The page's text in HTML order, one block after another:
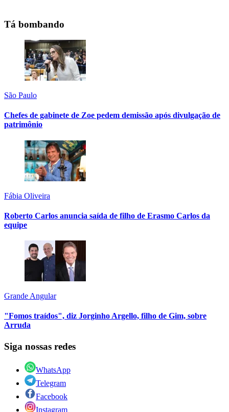
Tá bombando
São Paulo
Chefes de gabinete de Zoe pedem demissão após divulgação de
patrimônio
Fábia Oliveira
Roberto Carlos anuncia saída de filho de Erasmo Carlos da
equipe
Grande Angular
"Fomos traídos", diz Jorginho Argello, filho de Gim, sobre
Arruda
Siga nossas redes
WhatsApp
Telegram
Facebook
Instagram